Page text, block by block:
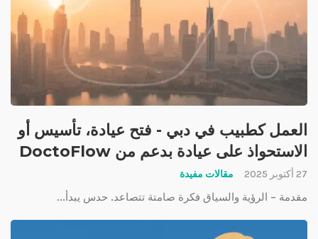
العمل كطبيب في دبي - فتح عيادة، تأسيس أو
الاستحواذ على عيادة بدعم من DoctoFlow
27 أكتوبر 2025 مقالات مفيدة
مقدمة – الرؤية والسياق فكرة صامتة تتصاعد. حدس يبدأ...